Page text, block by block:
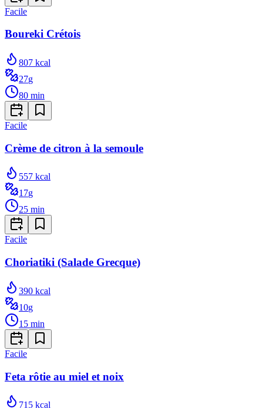
Facile
Boureki Crétois
807 kcal
27g
80 min
Facile
Crème de citron à la semoule
557 kcal
17g
25 min
Facile
Choriatiki (Salade Grecque)
390 kcal
10g
15 min
Facile
Feta rôtie au miel et noix
715 kcal